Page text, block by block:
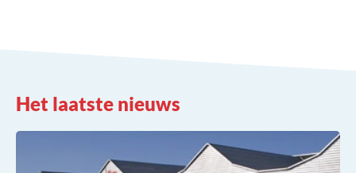
Het laatste nieuws